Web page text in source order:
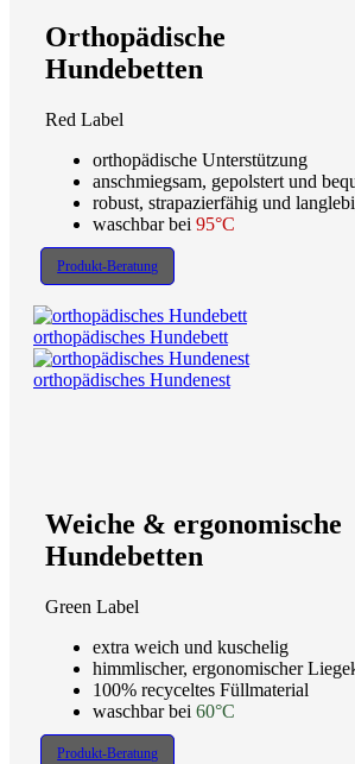
Orthopädische
Hundebetten
Red Label
orthopädische Unterstützung
anschmiegsam, gepolstert und
robust, strapazierfähig und
waschbar bei 95°C
Produkt-Beratung
orthopädisches Hundebett
orthopädisches Hundenest
Weiche & ergonomische
Hundebetten
Green Label
extra weich und kuschelig
himmlischer, ergonomischer
100% recyceltes Füllmaterial
waschbar bei 60°C
Produkt-Beratung